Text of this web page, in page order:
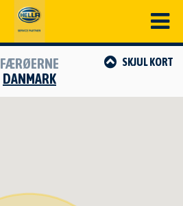
FÆRØERNE
DANMARK
SKJULKORT